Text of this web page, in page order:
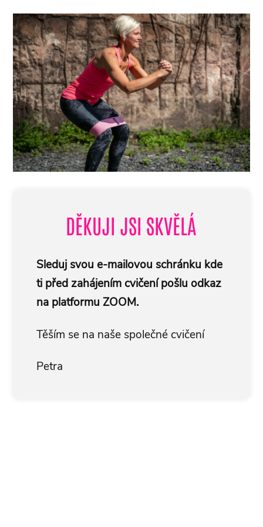
DĚKUJI JSI SKVĚLÁ
Sleduj svou e-mailovou schránku kde
ti před zahájením cvičení pošlu odkaz
na platformu ZOOM.
Těším se na naše společné cvičení
Petra